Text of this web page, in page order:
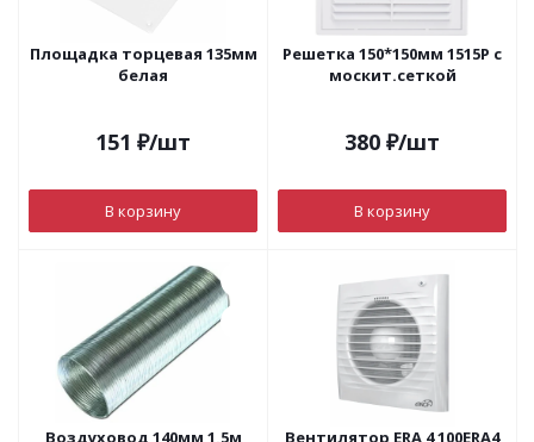
Площадка торцевая 135мм
белая
151 ₽/шт
В корзину
Решетка 150*150мм 1515Р с
москит.сеткой
380 ₽/шт
В корзину
Воздуховод 140мм 1,5м Вентилятор ERA 4 100ERA4